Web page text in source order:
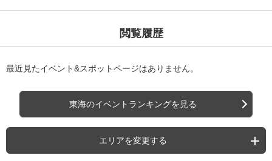
閲覧履歴
最近見たイベント&スポットページはありません。
東海のイベントランキングを見る
エリアを変更する